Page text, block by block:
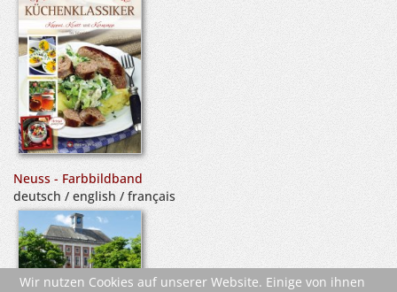
Neuss - Farbbildband
deutsch / english / français
Wir nutzen Cookies auf unserer Website. Einige von ihnen